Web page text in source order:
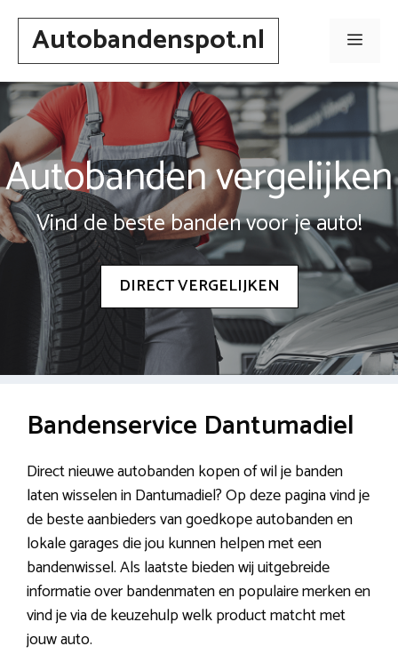
Spring
inhoudAutobandenspot.nl Menu
Autobanden vergelijken
Vind de beste banden voor je auto!
DIRECT VERGELIJKEN
Bandenservice Dantumadiel
Direct nieuwe autobanden kopen of wil je banden
laten wisselen in Dantumadiel? Op deze pagina vind je
de beste aanbieders van goedkope autobanden en
lokale garages die jou kunnen helpen met een
bandenwissel. Als laatste bieden wij uitgebreide
informatie over bandenmaten en populaire merken en
vind je via de keuzehulp welk product matcht met
jouw auto.